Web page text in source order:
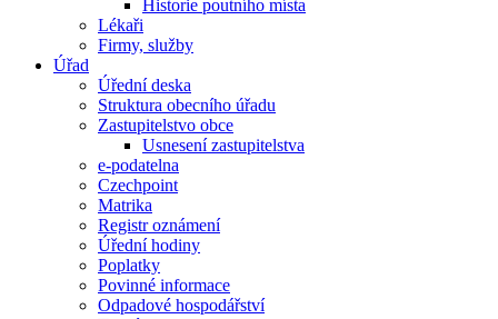
Historie poutního místa
Lékaři
Firmy, služby
Úřad
Úřední deska
Struktura obecního úřadu
Zastupitelstvo obce
Usnesení zastupitelstva
e-podatelna
Czechpoint
Matrika
Registr oznámení
Úřední hodiny
Poplatky
Povinné informace
Odpadové hospodářství